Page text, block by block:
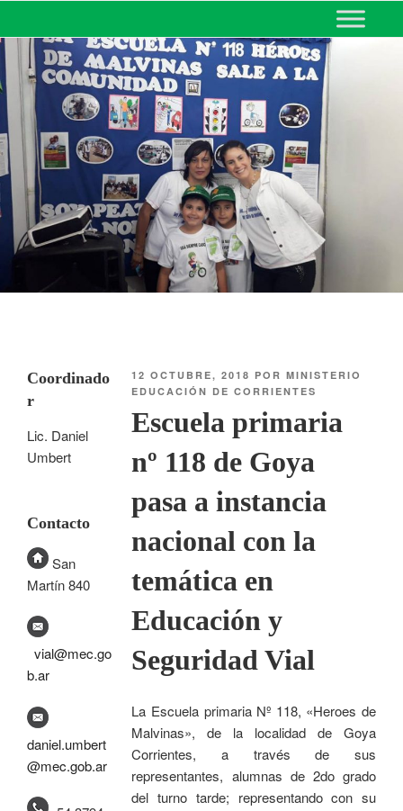
MINISTERIO DE EDUCACIÓN
DE CORRIENTES
12 OCTUBRE, 2018 PORMINISTERIO
EDUCACIÓN DE CORRIENTES
Escuela primaria
nº 118 de Goya
pasa a instancia
nacional con la
temática en
Educación y
Seguridad Vial
La Escuela primaria Nº 118, «Heroes de
Malvinas», de la localidad de Goya
Corrientes, a través de sus
representantes, alumnas de 2do grado
del turno tarde; representando con su
Coordinado
r
Lic. Daniel
Umbert
Contacto
San
Martín 840
vial@mec.go
b.ar
daniel.umbert
@mec.gob.ar